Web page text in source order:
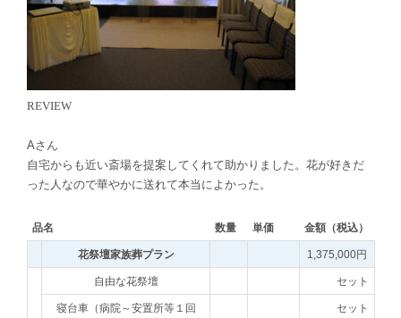
REVIEW
Aさん
自宅からも近い斎場を提案してくれて助かりました。花が好きだ
った人なので華やかに送れて本当によかった。
品名 数量 単価 金額（税込）
花祭壇家族葬プラン 1,375,000円
自由な花祭壇 セット
寝台車（病院～安置所等１回
セット